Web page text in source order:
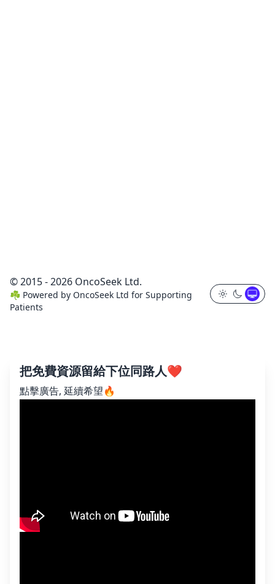
© 2015 - 2026 OncoSeek Ltd.
☘️ Powered by OncoSeek Ltd for Supporting
Patients
把免費資源留給下位同路人❤️
點擊廣告, 延續希望🔥